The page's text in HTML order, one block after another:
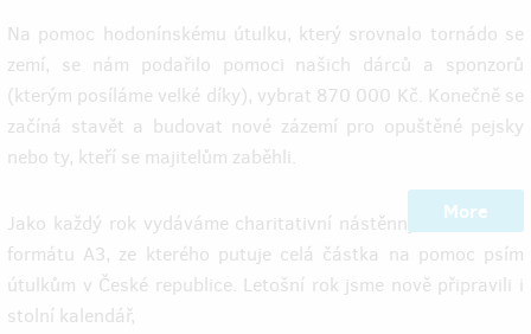
Na pomoc hodonínskému útulku, který srovnalo tornádo se
zemí, se nám podařilo pomoci našich dárců a sponzorů
(kterým posíláme velké díky), vybrat 870 000 Kč. Konečně se
začíná stavět a budovat nové zázemí pro opuštěné pejsky
nebo ty, kteří se majitelům zaběhli.
Jako každý rok vydáváme charitativní nástěnný kalendář ve
formátu A3, ze kterého putuje celá částka na pomoc psím
útulkům v České republice. Letošní rok jsme nově připravili i
stolní kalendář,
More